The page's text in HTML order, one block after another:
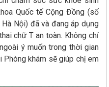
Quốc tế Cộng Đồng (số
Hà Nội) đã và đang áp dụng
chữ T an toàn. Không chỉ
ý muốn trong thời gian
Phòng khám sẽ giúp chị em